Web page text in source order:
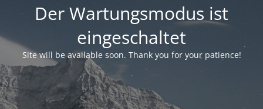
Der Wartungsmodus ist
eingeschaltet
Site will be available soon. Thank you for your patience!